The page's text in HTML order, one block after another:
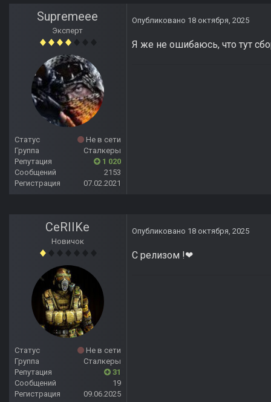
Supremeee
Эксперт
Статус
Не в сети
Группа
Сталкеры
Репутация
1 020
Сообщений
2153
Регистрация
07.02.2021
Опубликовано 18 октября, 2025
Я же не ошибаюсь, что тут
CeRIIKe
Новичок
Статус
Не в сети
Группа
Сталкеры
Репутация
31
Сообщений
19
Регистрация
09.06.2025
Опубликовано 18 октября, 2025
С релизом !❤